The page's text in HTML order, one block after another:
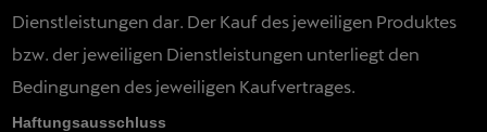
Dienstleistungen dar. Der Kauf des jeweiligen Produktes
bzw. der jeweiligen Dienstleistungen unterliegt den
Bedingungen des jeweiligen Kaufvertrages.
Haftungsausschluss